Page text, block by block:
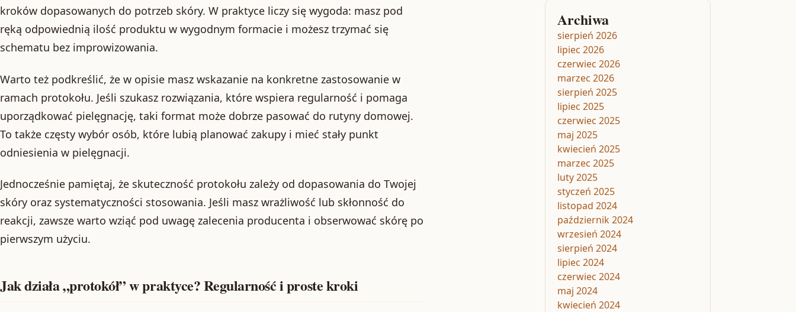
kroków dopasowanych do potrzeb skóry. W praktyce liczy się wygoda: masz pod
ręką odpowiednią ilość produktu w wygodnym formacie i możesz trzymać się
schematu bez improwizowania.
Warto też podkreślić, że w opisie masz wskazanie na konkretne zastosowanie w
ramach protokołu. Jeśli szukasz rozwiązania, które wspiera regularność i pomaga
uporządkować pielęgnację, taki format może dobrze pasować do rutyny domowej.
To także częsty wybór osób, które lubią planować zakupy i mieć stały punkt
odniesienia w pielęgnacji.
Jednocześnie pamiętaj, że skuteczność protokołu zależy od dopasowania do Twojej
skóry oraz systematyczności stosowania. Jeśli masz wrażliwość lub skłonność do
reakcji, zawsze warto wziąć pod uwagę zalecenia producenta i obserwować skórę po
pierwszym użyciu.
Jak działa „protokół” w praktyce? Regularność i proste kroki
Archiwa
sierpień 2026
lipiec 2026
czerwiec 2026
marzec 2026
sierpień 2025
lipiec 2025
czerwiec 2025
maj 2025
kwiecień 2025
marzec 2025
luty 2025
styczeń 2025
listopad 2024
październik 2024
wrzesień 2024
sierpień 2024
lipiec 2024
czerwiec 2024
maj 2024
kwiecień 2024